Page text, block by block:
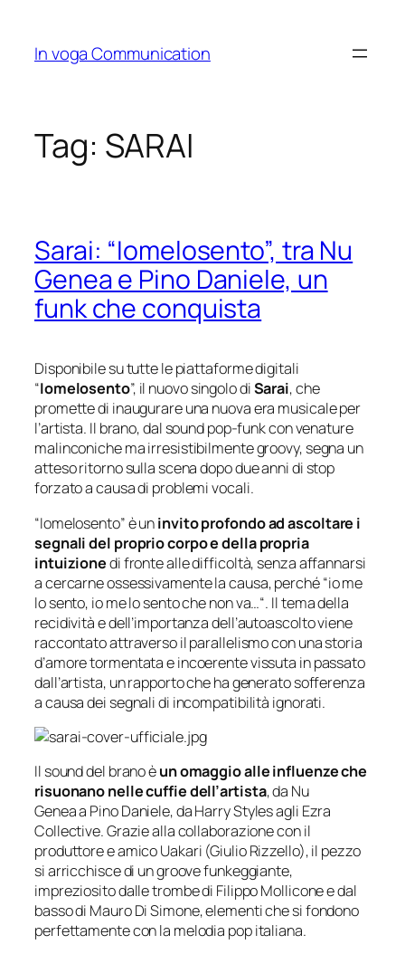
content
In voga Communication
Tag: SARAI
Sarai: “Iomelosento”, tra Nu
Genea e Pino Daniele, un
funk che conquista
Disponibile su tutte le piattaforme digitali
“Iomelosento”, il nuovo singolo diSarai, che
promette di inaugurare una nuova era musicale per
l’artista. Il brano, dal sound pop-funk con venature
malinconiche ma irresistibilmente groovy, segna un
atteso ritorno sulla scena dopo due anni di stop
forzato a causa di problemi vocali.
“Iomelosento” è uninvito profondo ad ascoltare i
segnali del proprio corpo e della propria
intuizionedi fronte alle difficoltà, senza affannarsi
a cercarne ossessivamente la causa, perché “io me
lo sento, io me lo sento che non va…“. Il tema della
recidività e dell’importanza dell’autoascolto viene
raccontato attraverso il parallelismo con una storia
d’amore tormentata e incoerente vissuta in passato
dall’artista, un rapporto che ha generato sofferenza
a causa dei segnali di incompatibilità ignorati.
Il sound del brano èun omaggio alle influenze che
risuonano nelle cuffie dell’artista, da Nu
Genea a Pino Daniele, da Harry Styles agli Ezra
Collective. Grazie alla collaborazione con il
produttore e amico Uakari (Giulio Rizzello), il pezzo
si arricchisce di un groove funkeggiante,
impreziosito dalle trombe di Filippo Mollicone e dal
basso di Mauro Di Simone, elementi che si fondono
perfettamente con la melodia pop italiana.